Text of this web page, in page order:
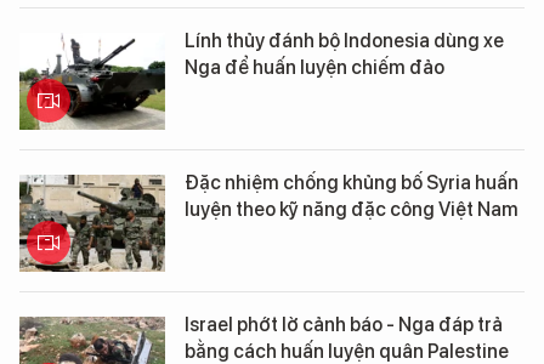
Lính thủy đánh bộ Indonesia dùng xe
Nga để huấn luyện chiếm đảo
Đặc nhiệm chống khủng bố Syria huấn
luyện theo kỹ năng đặc công Việt Nam
Israel phớt lờ cảnh báo - Nga đáp trả
bằng cách huấn luyện quân Palestine